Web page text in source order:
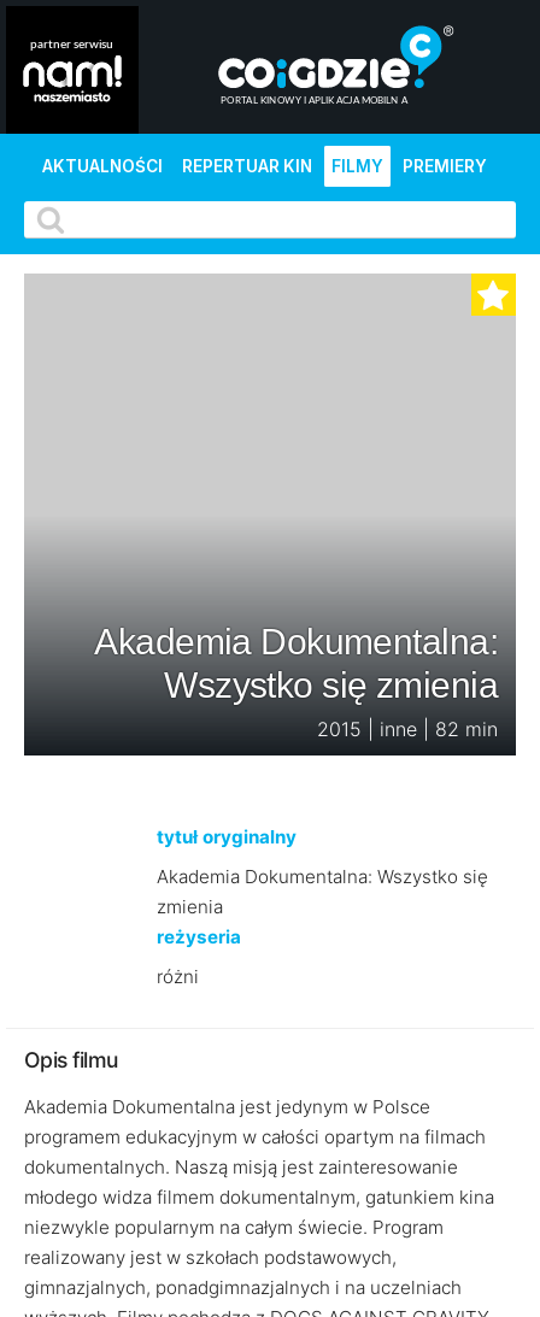
AKTUALNOŚCI REPERTUAR KIN FILMY PREMIERY
Akademia Dokumentalna:
Wszystko się zmienia
2015 | inne | 82 min
tytuł oryginalny
Akademia Dokumentalna: Wszystko się
zmienia
reżyseria
różni
Opis filmu
Akademia Dokumentalna jest jedynym w Polsce
programem edukacyjnym w całości opartym na filmach
dokumentalnych. Naszą misją jest zainteresowanie
młodego widza filmem dokumentalnym, gatunkiem kina
niezwykle popularnym na całym świecie. Program
realizowany jest w szkołach podstawowych,
gimnazjalnych, ponadgimnazjalnych i na uczelniach